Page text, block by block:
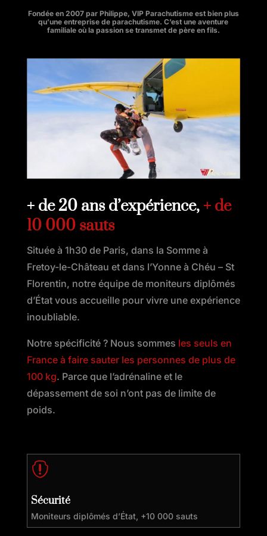
Fondée en 2007 par Philippe, VIP Parachutisme est bien plus
qu’une entreprise de parachutisme. C’est une aventure
familiale où la passion se transmet de père en fils.
+ de 20 ans d’expérience,+ de
10 000 sauts
Située à 1h30 de Paris, dans la Somme à
Fretoy-le-Château et dans l’Yonne à Chéu – St
Florentin, notre équipe de moniteurs diplômés
d’État vous accueille pour vivre une expérience
inoubliable.
Notre spécificité ? Nous sommes les seuls en
France à faire sauter les personnes de plus de
100 kg. Parce que l’adrénaline et le
dépassement de soi n’ont pas de limite de
poids.

Sécurité
Moniteurs diplômés d’État, +10 000 sauts